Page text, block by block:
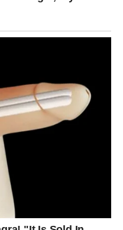
susreta i
IZLAZI NA
vikend donosi najveća